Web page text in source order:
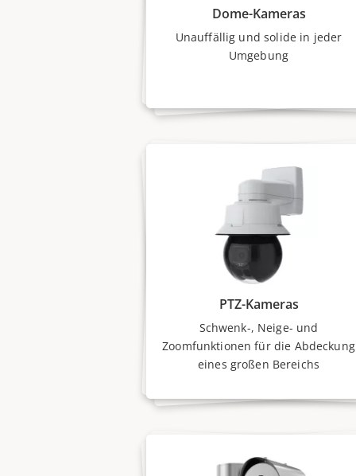
Dome-Kameras
Unauffällig und solide in jeder
Umgebung
PTZ-Kameras
Schwenk-, Neige- und
Zoomfunktionen für die Abdeckung
eines großen Bereichs